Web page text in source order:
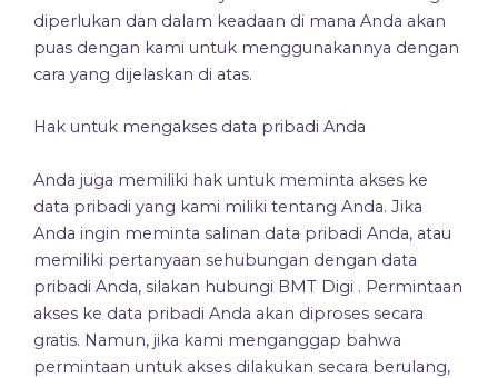
diperlukan dan dalam keadaan di mana Anda akan
puas dengan kami untuk menggunakannya dengan
cara yang dijelaskan di atas.
Hak untuk mengakses data pribadi Anda
Anda juga memiliki hak untuk meminta akses ke
data pribadi yang kami miliki tentang Anda. Jika
Anda ingin meminta salinan data pribadi Anda, atau
memiliki pertanyaan sehubungan dengan data
pribadi Anda, silakan hubungi BMT Digi . Permintaan
akses ke data pribadi Anda akan diproses secara
gratis. Namun, jika kami menganggap bahwa
permintaan untuk akses dilakukan secara berulang,